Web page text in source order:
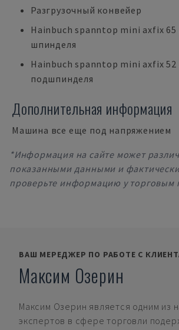
Разгрузочный конвейер
Hainbuch spanntop mini axfix 65
шпинделя
Hainbuch spanntop mini axfix 52
подшпинделя
Дополнительная информация
Машина все еще под напряжением
*Информация на сайте может
показанными данными и
проверьте информацию у торговым
ВАШ МЕРЕДЖЕР ПО РАБОТЕ С
Максим Озерин
Максим Озерин является одним из
экспертов в сфере торговли